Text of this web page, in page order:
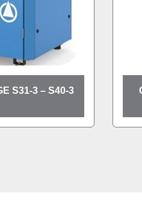
VITE BOGE C16 - C20 -